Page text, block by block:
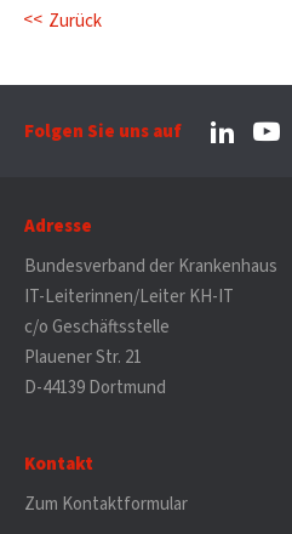
Zurück
Folgen Sie uns auf
Adresse
Bundesverband der Krankenhaus
IT-Leiterinnen/Leiter KH-IT
c/o Geschäftsstelle
Plauener Str. 21
D-44139 Dortmund
Kontakt
Zum Kontaktformular